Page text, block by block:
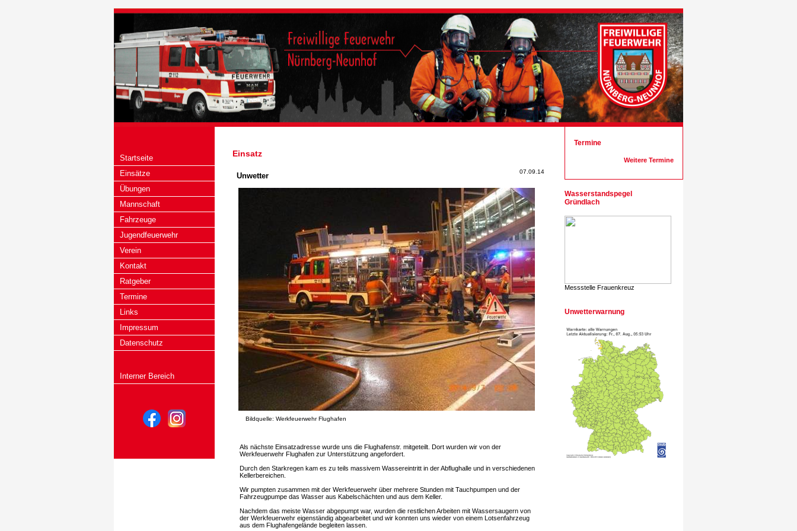
Startseite
Einsätze
Übungen
Mannschaft
Fahrzeuge
Jugendfeuerwehr
Verein
Kontakt
Ratgeber
Termine
Links
Impressum
Datenschutz
Interner Bereich
Einsatz
07.09.14
Unwetter
Bildquelle: Werkfeuerwehr Flughafen
Als nächste Einsatzadresse wurde uns die Flughafenstr. mitgeteilt. Dort wurden wir von der
Werkfeuerwehr Flughafen zur Unterstützung angefordert.
Durch den Starkregen kam es zu teils massivem Wassereintritt in der Abflughalle und in verschiedenen
Kellerbereichen.
Wir pumpten zusammen mit der Werkfeuerwehr über mehrere Stunden mit Tauchpumpen und der
Fahrzeugpumpe das Wasser aus Kabelschächten und aus dem Keller.
Nachdem das meiste Wasser abgepumpt war, wurden die restlichen Arbeiten mit Wassersaugern von
der Werkfeuerwehr eigenständig abgearbeitet und wir konnten uns wieder von einem Lotsenfahrzeug
aus dem Flughafengelände begleiten lassen.
Termine
Weitere Termine
Wasserstandspegel
Gründlach
Messstelle Frauenkreuz
Unwetterwarnung